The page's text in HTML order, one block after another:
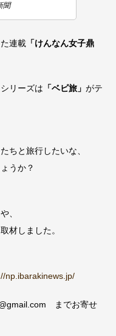
聞
連載 「けんなん女子鼎
リーズは 「ベビ旅」 がテ
ちと旅行したいな、
うか？
、
材しました。
np.ibarakinews.jp/
までお寄せ